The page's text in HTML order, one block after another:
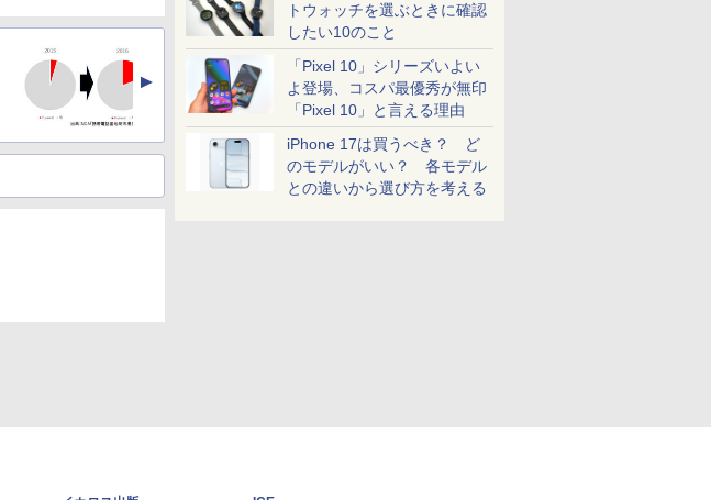
トウォッチを選ぶときに確認
したい10のこと
「Pixel 10」シリーズいよい
よ登場、コスパ最優秀が無印
「Pixel 10」と言える理由
iPhone 17は買うべき？ ど
のモデルがいい？ 各モデル
との違いから選び方を考える
▲